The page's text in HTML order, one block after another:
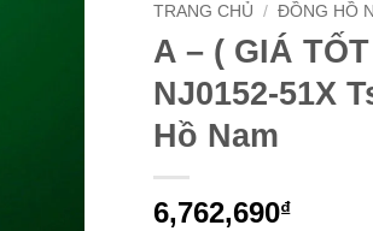
TRANG CHỦ / ĐỒNG HỒ
A – ( GIÁ
NJ0152-51X
Hồ Nam
6,762,690₫